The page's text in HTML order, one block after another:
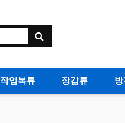
작업복류 장갑류